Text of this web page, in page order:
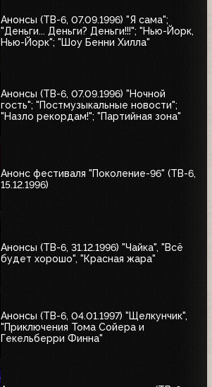
Анонсы (ТВ-6, 07.09.1996) "Я сама";
"Деньги... Деньги? Деньги!!!"; "Нью-Йорк,
Нью-Йорк"; "Шоу Бенни Хилла"
Анонсы (ТВ-6, 07.09.1996) "Ночной
гость"; "Постмузыкальные новости";
"Назло рекордам!"; "Партийная зона"
Анонс фестиваля "Поколение-96" (ТВ-6,
15.12.1996)
Анонсы (ТВ-6, 31.12.1996) "Чайка", "Всё
будет хорошо", "Красная жара"
Анонсы (ТВ-6, 04.01.1997) "Щелкунчик",
"Приключения Тома Сойера и
Гекельберри Финна"